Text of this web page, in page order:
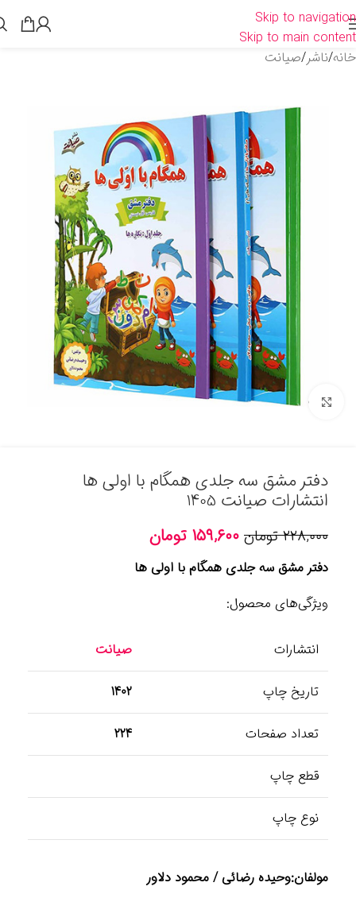
Skip to navigation
Skip to main content
خانه/ناشر/صیانت
برای بزرگنمایی کلیک کنید
دفتر مشق سه جلدی همگام با اولی ها
انتشارات صیانت 1405
۲۲۸,۰۰۰ تومان ۱۵۹,۶۰۰ تومان
دفتر مشق سه جلدی همگام با اولی ها
ویژگی‌های محصول:
انتشارات صیانت
تاریخ چاپ 1402
تعداد صفحات 224
قطع چاپ
نوع چاپ
مولفان:وحیده رضائی / محمود دلاور